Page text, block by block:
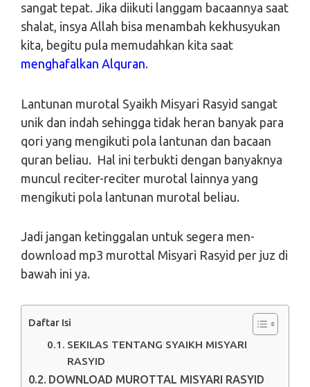
sangat tepat. Jika diikuti langgam bacaannya saat
shalat, insya Allah bisa menambah kekhusyukan
kita, begitu pula memudahkan kita saat
menghafalkan Alquran.
Lantunan murotal Syaikh Misyari Rasyid sangat
unik dan indah sehingga tidak heran banyak para
qori yang mengikuti pola lantunan dan bacaan
quran beliau. Hal ini terbukti dengan banyaknya
muncul reciter-reciter murotal lainnya yang
mengikuti pola lantunan murotal beliau.
Jadi jangan ketinggalan untuk segera men-
download mp3 murottal Misyari Rasyid per juz di
bawah ini ya.
Daftar Isi
SEKILAS TENTANG SYAIKH MISYARI
RASYID
DOWNLOAD MUROTTAL MISYARI RASYID